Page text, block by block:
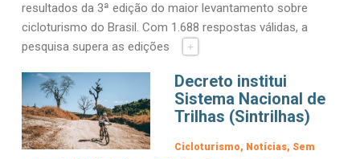
resultados da 3ª edição do maior levantamento sobre
cicloturismo do Brasil. Com 1.688 respostas válidas, a
pesquisa supera as edições
+
Decreto institui
Sistema Nacional de
Trilhas (Sintrilhas)
Cicloturismo Notícias Sem